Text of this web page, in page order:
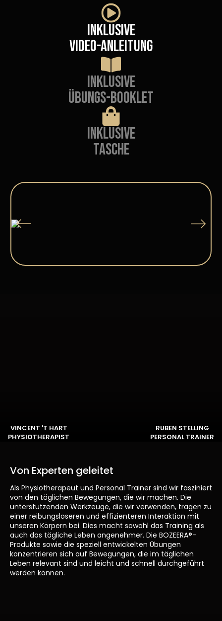
INKLUSIVE
VIDEO-ANLEITUNG
INKLUSIVE
ÜBUNGS-BOOKLET
INKLUSIVE
TASCHE
VINCENT 'T HART
PHYSIOTHERAPIST
RUBEN STELLING
PERSONAL TRAINER
Von Experten geleitet
Als Physiotherapeut und Personal Trainer sind wir fasziniert
von den täglichen Bewegungen, die wir machen. Die
unterstützenden Werkzeuge, die wir verwenden, tragen zu
einer reibungsloseren und effizienteren Interaktion mit
unseren Körpern bei. Dies macht sowohl das Training als
auch das tägliche Leben angenehmer. Die BOZEERA®-
Produkte sowie die speziell entwickelten Übungen
konzentrieren sich auf Bewegungen, die im täglichen
Leben relevant sind und leicht und schnell durchgeführt
werden können.